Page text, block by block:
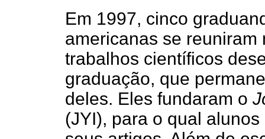
Em 1997, cinco
americanas se
trabalhos científicos
graduação, que
deles. Eles fundaram o
(JYI), para o qual